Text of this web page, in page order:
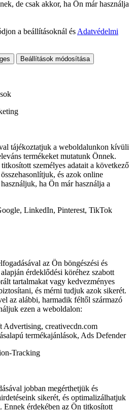
de csak akkor, ha Ön már használja
a beállításoknál és Adatvédelmi
Beállítások módosítása
tájékoztatjuk a weboldalunkon kívüli
termékeket mutatunk Önnek.
személyes adatait a következő
és azok online
ha Ön már használja a
LinkedIn, Pinterest, TikTok
az Ön böngészési és
érdeklődési köréhez szabott
tartalmakat vagy kedvezményes
és mérni tudjuk azok sikerét.
az alábbi, harmadik féltől származó
ezen a weboldalon:
Advertising, creativecdn.com
termékajánlások, Ads Defender
Tracking
jobban megérthetjük és
sikerét, és optimalizálhatjuk
Ennek érdekében az Ön titkosított